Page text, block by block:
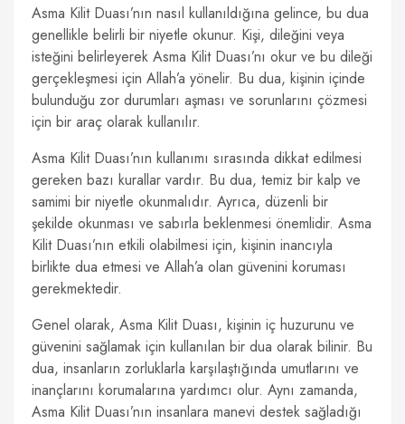
Asma Kilit Duası’nın nasıl kullanıldığına gelince, bu dua
genellikle belirli bir niyetle okunur. Kişi, dileğini veya
isteğini belirleyerek Asma Kilit Duası’nı okur ve bu dileği
gerçekleşmesi için Allah’a yönelir. Bu dua, kişinin içinde
bulunduğu zor durumları aşması ve sorunlarını çözmesi
için bir araç olarak kullanılır.
Asma Kilit Duası’nın kullanımı sırasında dikkat edilmesi
gereken bazı kurallar vardır. Bu dua, temiz bir kalp ve
samimi bir niyetle okunmalıdır. Ayrıca, düzenli bir
şekilde okunması ve sabırla beklenmesi önemlidir. Asma
Kilit Duası’nın etkili olabilmesi için, kişinin inancıyla
birlikte dua etmesi ve Allah’a olan güvenini koruması
gerekmektedir.
Genel olarak, Asma Kilit Duası, kişinin iç huzurunu ve
güvenini sağlamak için kullanılan bir dua olarak bilinir. Bu
dua, insanların zorluklarla karşılaştığında umutlarını ve
inançlarını korumalarına yardımcı olur. Aynı zamanda,
Asma Kilit Duası’nın insanlara manevi destek sağladığı